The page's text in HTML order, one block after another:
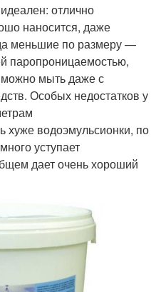
отлично
наносится, даже
меньшие по размеру —
паропроницаемостью,
мыть даже с
Особых недостатков у
хуже водоэмульсионки, по
уступает
дает очень хороший